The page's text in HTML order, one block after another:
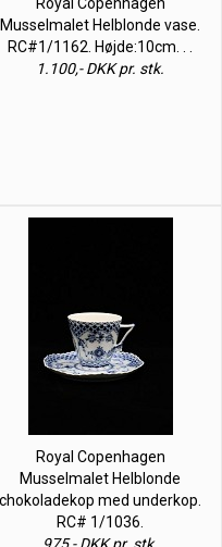
Musselmalet Helblonde vase.
RC#1/1162. Højde:10cm. . .
1.100,- DKK pr. stk.
Royal Copenhagen
Musselmalet Helblonde
chokoladekop med underkop.
RC# 1/1036.
975,- DKK pr. stk.